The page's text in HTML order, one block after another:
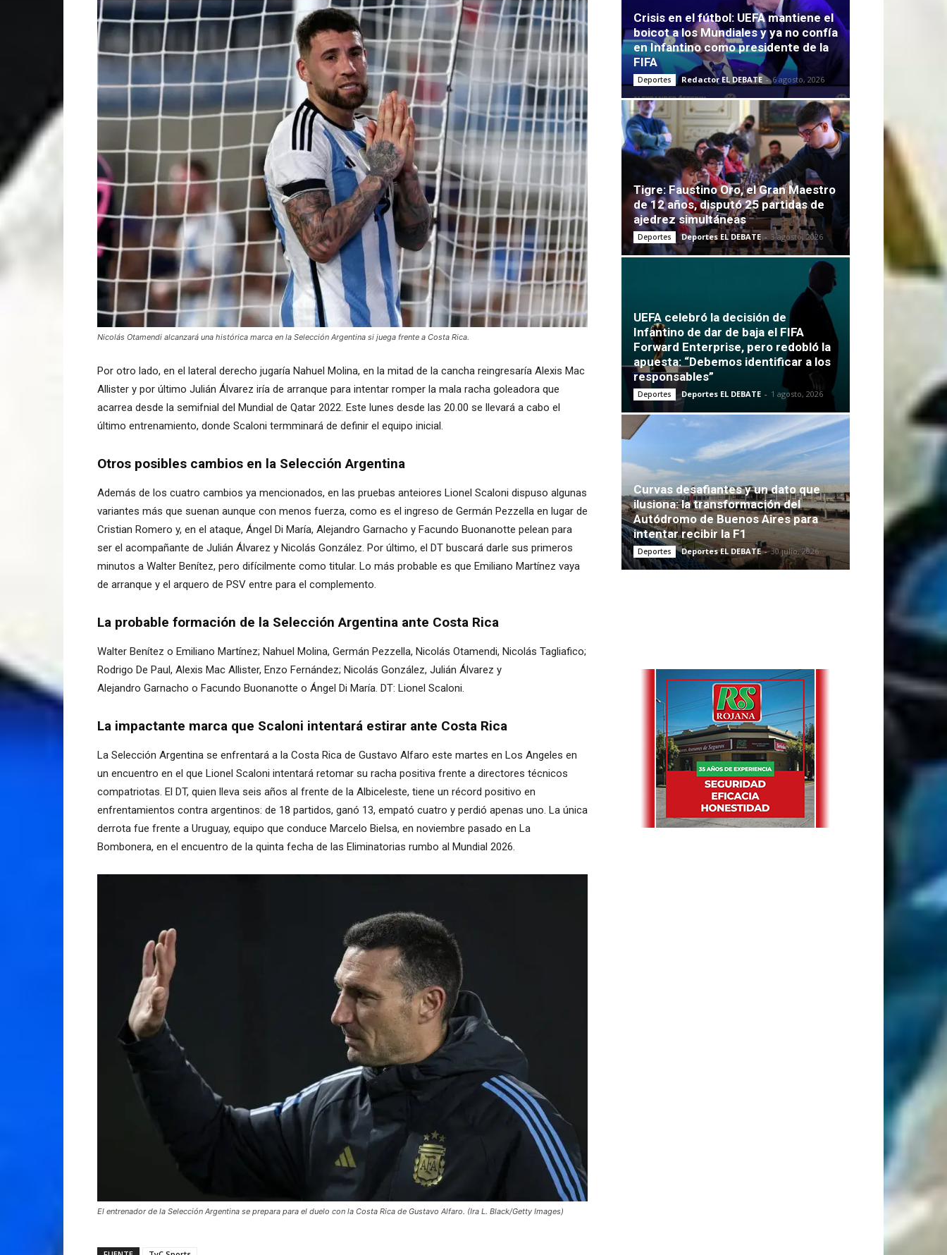
Nicolás Otamendi alcanzará una histórica marca en la Selección Argentina si juega frente a Costa Rica.
Por otro lado, en el lateral derecho jugaría Nahuel Molina, en la mitad de la cancha reingresaría Alexis Mac
Allister y por último Julián Álvarez iría de arranque para intentar romper la mala racha goleadora que
acarrea desde la semifnial del Mundial de Qatar 2022. Este lunes desde las 20.00 se llevará a cabo el
último entrenamiento, donde Scaloni termminará de definir el equipo inicial.
Otros posibles cambios en la Selección Argentina
Además de los cuatro cambios ya mencionados, en las pruebas anteiores Lionel Scaloni dispuso algunas
variantes más que suenan aunque con menos fuerza, como es el ingreso de Germán Pezzella en lugar de
Cristian Romero y, en el ataque, Ángel Di María, Alejandro Garnacho y Facundo Buonanotte pelean para
ser el acompañante de Julián Álvarez y Nicolás González. Por último, el DT buscará darle sus primeros
minutos a Walter Benítez, pero difícilmente como titular. Lo más probable es que Emiliano Martínez vaya
de arranque y el arquero de PSV entre para el complemento.
La probable formación de la Selección Argentina ante Costa Rica
Walter Benítez o Emiliano Martínez; Nahuel Molina, Germán Pezzella, Nicolás Otamendi, Nicolás Tagliafico;
Rodrigo De Paul, Alexis Mac Allister, Enzo Fernández; Nicolás González, Julián Álvarez y
Alejandro Garnacho o Facundo Buonanotte o Ángel Di María. DT: Lionel Scaloni.
La impactante marca que Scaloni intentará estirar ante Costa Rica
La Selección Argentina se enfrentará a la Costa Rica de Gustavo Alfaro este martes en Los Angeles en
un encuentro en el que Lionel Scaloni intentará retomar su racha positiva frente a directores técnicos
compatriotas. El DT, quien lleva seis años al frente de la Albiceleste, tiene un récord positivo en
enfrentamientos contra argentinos: de 18 partidos, ganó 13, empató cuatro y perdió apenas uno. La única
derrota fue frente a Uruguay, equipo que conduce Marcelo Bielsa, en noviembre pasado en La
Bombonera, en el encuentro de la quinta fecha de las Eliminatorias rumbo al Mundial 2026.
El entrenador de la Selección Argentina se prepara para el duelo con la Costa Rica de Gustavo Alfaro. (Ira L. Black/Getty Images)
Crisis en el fútbol: UEFA mantiene el
boicot a los Mundiales y ya no confía
en Infantino como presidente de la
FIFA
Deportes Redactor EL DEBATE - 6 agosto, 2026
Tigre: Faustino Oro, el Gran Maestro
de 12 años, disputó 25 partidas de
ajedrez simultáneas
Deportes Deportes EL DEBATE - 3 agosto, 2026
UEFA celebró la decisión de
Infantino de dar de baja el FIFA
Forward Enterprise, pero redobló la
apuesta: “Debemos identificar a los
responsables”
Deportes Deportes EL DEBATE - 1 agosto, 2026
Curvas desafiantes y un dato que
ilusiona: la transformación del
Autódromo de Buenos Aires para
intentar recibir la F1
Deportes Deportes EL DEBATE - 30 julio, 2026